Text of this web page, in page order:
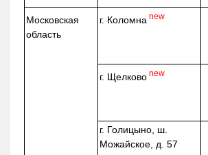
Московская
область
г. Коломна new
г. Щелково new
г. Голицыно, ш.
Можайское, д. 57